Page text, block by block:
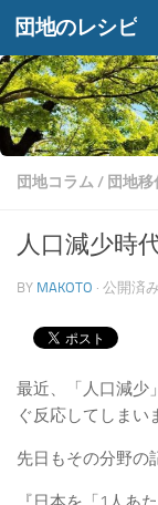
コンテンツへス
団地のレシピ
団地コラム/ 団地
人口減少時
BY MAKOTO · 公開済み
最近、「人口減少
ぐ反応してしまい
先日もその分野の